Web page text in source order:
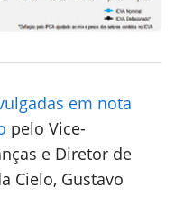
em nota
pelo Vice-
e Diretor de
Cielo, Gustavo